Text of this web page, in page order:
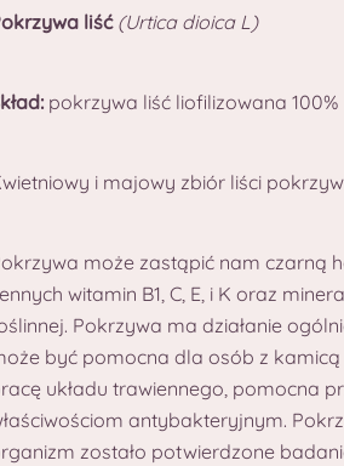
liść (Urtica dioica L)
pokrzywa liść liofilizowana 100%
i majowy zbiór liści
może zastąpić nam czarną
witamin B1, C, E, i K oraz
Pokrzywa ma działanie
być pomocna dla osób z
układu trawiennego, pomocna
antybakteryjnym.
zostało potwierdzone